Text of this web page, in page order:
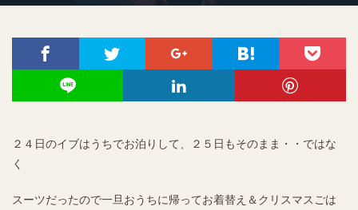
２４日のイブはうちでお泊りして、２５日もそのまま・・ではな
く
スーツだったので一旦おうちに帰ってお着替え＆クリスマスごは